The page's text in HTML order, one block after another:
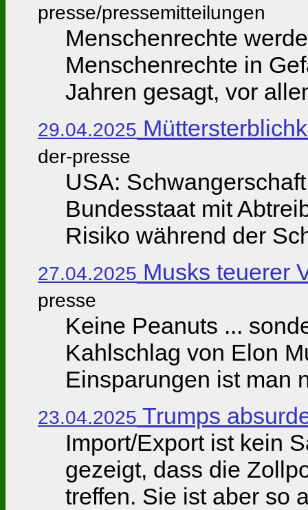
presse/pressemitteilungen
Menschenrechte
Menschenrechte in
Jahren gesagt, vor
29.04.2025
der-presse
USA:
Bundesstaat mit
Risiko während der
27.04.2025 Musks teuerer
presse
Keine Peanuts ...
Kahlschlag von Elon
Einsparungen ist man
23.04.2025 Trumps
Import/Export ist kein
gezeigt, dass die
treffen. Sie ist aber so